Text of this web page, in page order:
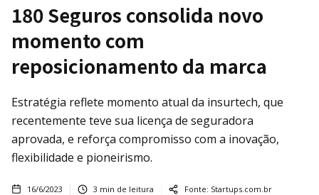
180 Seguros consolida novo
momento com
reposicionamento da marca
Estratégia reflete momento atual da insurtech, que
recentemente teve sua licença de seguradora
aprovada, e reforça compromisso com a inovação,
flexibilidade e pioneirismo.
16/6/2023 3 min de leitura Fonte: Startups.com.br